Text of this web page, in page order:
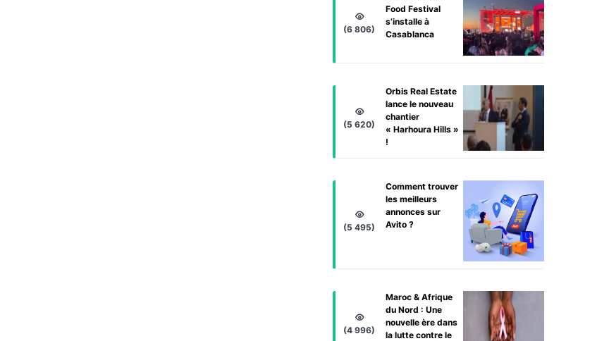
Food Festival
s’installe à
Casablanca
(6 806)
Orbis Real Estate
lance le nouveau
chantier
« Harhoura Hills »
!
(5 620)
Comment trouver
les meilleurs
annonces sur
Avito ?
(5 495)
Maroc & Afrique
du Nord : Une
nouvelle ère dans
la lutte contre le
(4 996)